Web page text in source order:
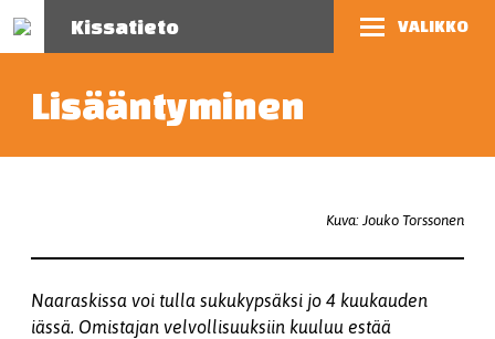
Kissatieto VALIKKO
Lisääntyminen
Kuva: Jouko Torssonen
Naaraskissa voi tulla sukukypsäksi jo 4 kuukauden
iässä. Omistajan velvollisuuksiin kuuluu estää